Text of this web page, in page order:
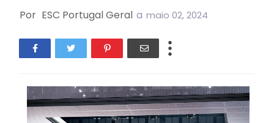
Por ESC Portugal Geral a maio 02, 2024